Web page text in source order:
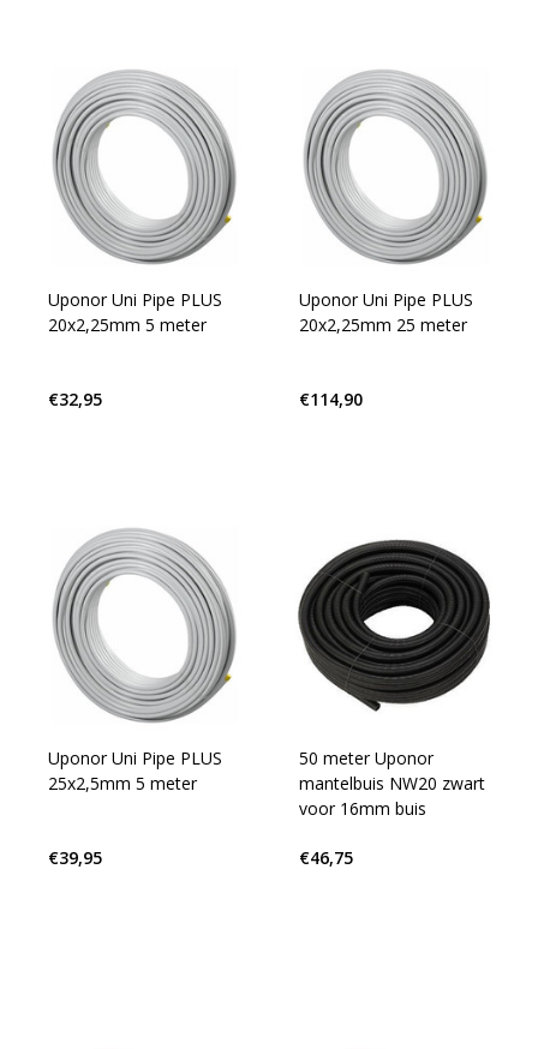
Uponor Uni Pipe PLUS
20x2,25mm 5 meter
€32,95
Uponor Uni Pipe PLUS
20x2,25mm 25 meter
€114,90
Uponor Uni Pipe PLUS
25x2,5mm 5 meter
€39,95
50 meter Uponor
mantelbuis NW20 zwart
voor 16mm buis
€46,75